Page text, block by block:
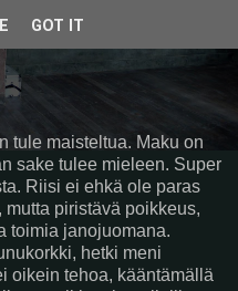
tule maisteltua. Maku on
sake tulee mieleen. Super
Riisi ei ehkä ole paras
piristävä poikkeus,
toimia janojuomana.
hetki meni
oikein tehoa, kääntämällä
GOT IT